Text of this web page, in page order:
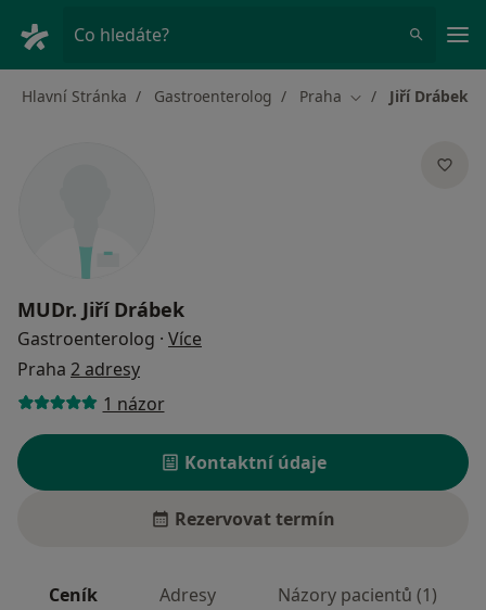
Co hledáte?
Hlavní Stránka Gastroenterolog Praha Změna města
Jiří Drábek
MUDr. Jiří Drábek
Gastroenterolog · Více
Praha 2 adresy
1 názor
Kontaktní údaje
Rezervovat termín
Ceník Adresy Názory pacientů (1)